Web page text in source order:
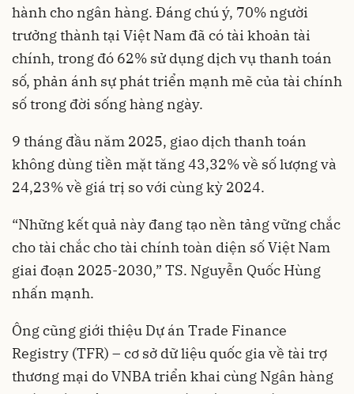
hành cho ngân hàng. Đáng chú ý, 70% người
trưởng thành tại Việt Nam đã có tài khoản tài
chính, trong đó 62% sử dụng dịch vụ thanh toán
số, phản ánh sự phát triển mạnh mẽ của tài chính
số trong đời sống hàng ngày.
9 tháng đầu năm 2025, giao dịch thanh toán
không dùng tiền mặt tăng 43,32% về số lượng và
24,23% về giá trị so với cùng kỳ 2024.
“Những kết quả này đang tạo nền tảng vững chắc
cho tài chắc cho tài chính toàn diện số Việt Nam
giai đoạn 2025-2030,” TS. Nguyễn Quốc Hùng
nhấn mạnh.
Ông cũng giới thiệu Dự án Trade Finance
Registry (TFR) – cơ sở dữ liệu quốc gia về tài trợ
thương mại do VNBA triển khai cùng Ngân hàng